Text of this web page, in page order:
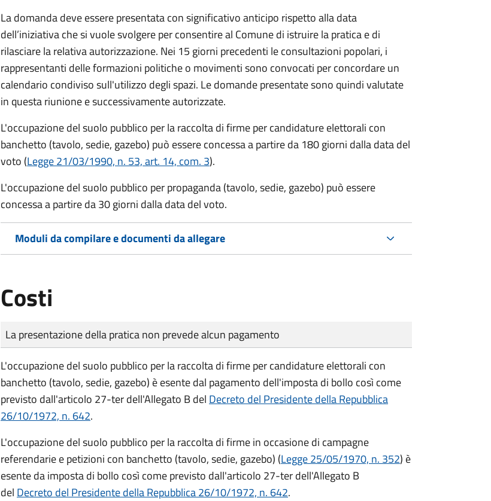
La domanda deve essere presentata con significativo anticipo rispetto alla data
dell’iniziativa che si vuole svolgere per consentire al Comune di istruire la pratica e di
rilasciare la relativa autorizzazione. Nei 15 giorni precedenti le consultazioni popolari, i
rappresentanti delle formazioni politiche o movimenti sono convocati per concordare un
calendario condiviso sull'utilizzo degli spazi. Le domande presentate sono quindi valutate
in questa riunione e successivamente autorizzate.
L'occupazione del suolo pubblico per la raccolta di firme per candidature elettorali con
banchetto (tavolo, sedie, gazebo) può essere concessa a partire da 180 giorni dalla data del
voto (Legge 21/03/1990, n. 53, art. 14, com. 3).
L'occupazione del suolo pubblico per propaganda (tavolo, sedie, gazebo) può essere
concessa a partire da 30 giorni dalla data del voto.
Moduli da compilare e documenti da allegare
Costi
Tipo di pagamento
Importo
La presentazione della pratica non prevede alcun pagamento
L'occupazione del suolo pubblico per la raccolta di firme per candidature elettorali con
banchetto (tavolo, sedie, gazebo) è esente dal pagamento dell'imposta di bollo così come
previsto dall'articolo 27-ter dell'Allegato B del Decreto del Presidente della Repubblica
26/10/1972, n. 642.
L'occupazione del suolo pubblico per la raccolta di firme in occasione di campagne
referendarie e petizioni con banchetto (tavolo, sedie, gazebo) (Legge 25/05/1970, n. 352) è
esente da imposta di bollo così come previsto dall'articolo 27-ter dell'Allegato B
del Decreto del Presidente della Repubblica 26/10/1972, n. 642.